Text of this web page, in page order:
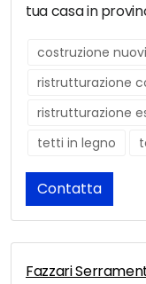
tua casa in
costruzione
ristrutturazione
ristrutturazione
tetti in legno
Contatta
Fazzari